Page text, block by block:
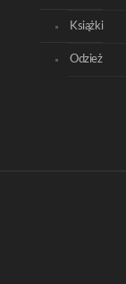
Książki
Odzież